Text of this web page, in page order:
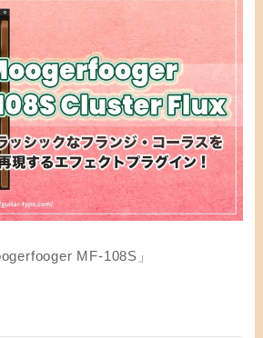
MF-108S」